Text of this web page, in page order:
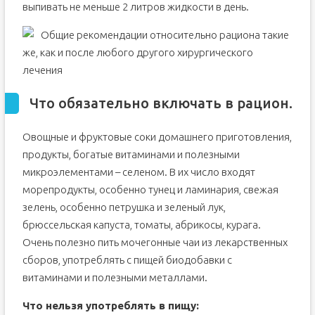
выпивать не меньше 2 литров жидкости в день.
Общие рекомендации относительно рациона такие
же, как и после любого другого хирургического
лечения
Что обязательно включать в рацион.
Овощные и фруктовые соки домашнего приготовления,
продукты, богатые витаминами и полезными
микроэлементами – селеном. В их число входят
морепродукты, особенно тунец и ламинария, свежая
зелень, особенно петрушка и зеленый лук,
брюссельская капуста, томаты, абрикосы, курага.
Очень полезно пить мочегонные чаи из лекарственных
сборов, употреблять с пищей биодобавки с
витаминами и полезными металлами.
Что нельзя употреблять в пищу: